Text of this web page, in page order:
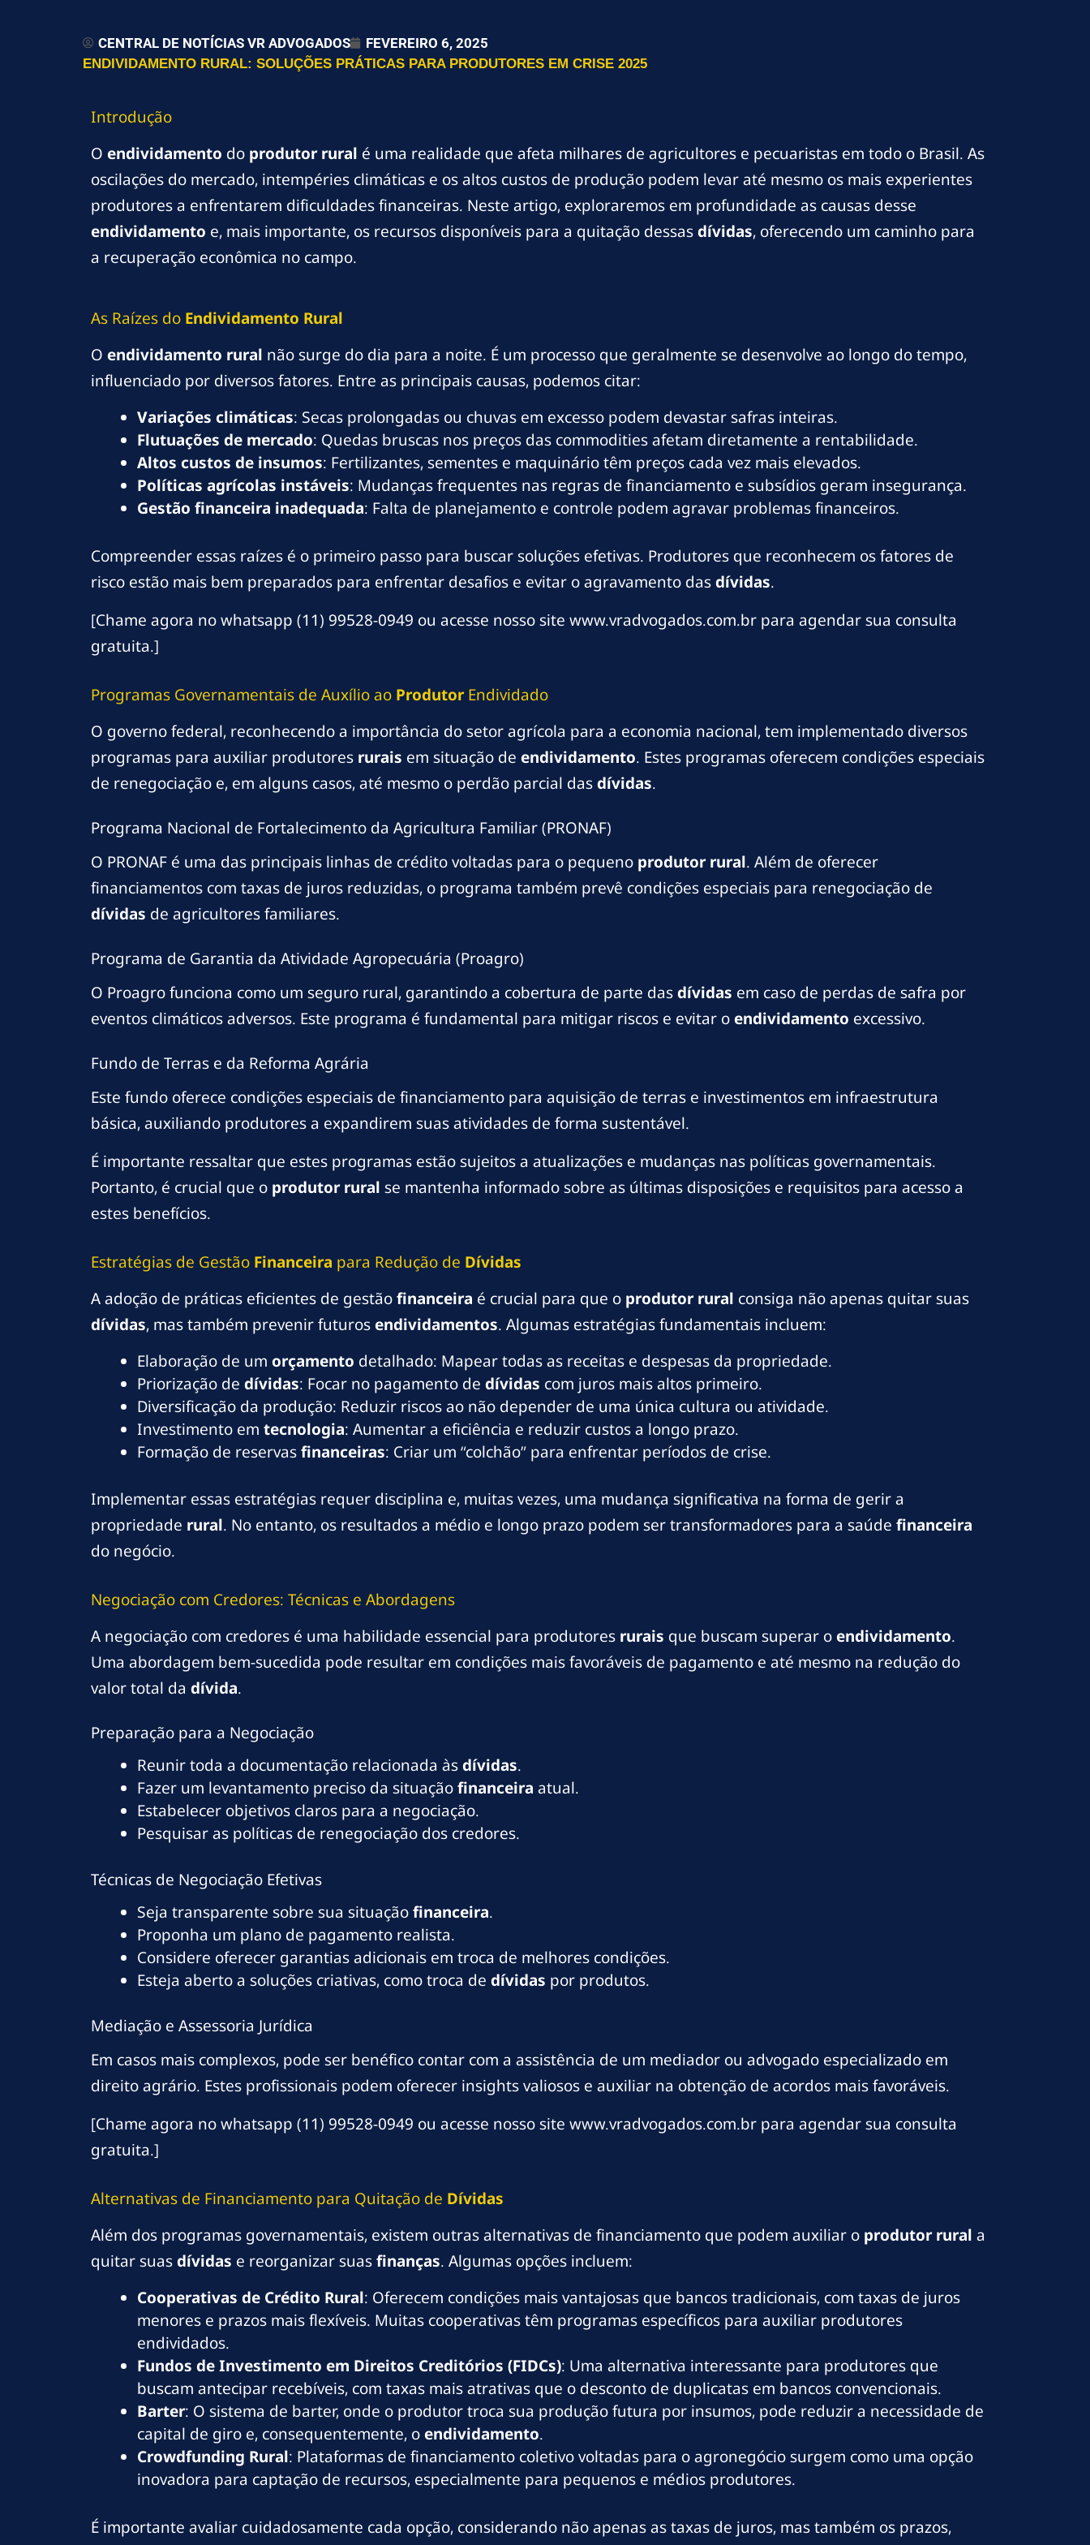
CENTRAL DE NOTÍCIAS VR ADVOGADOS FEVEREIRO 6, 2025
ENDIVIDAMENTO RURAL: SOLUÇÕES PRÁTICAS PARA PRODUTORES EM CRISE 2025
Introdução
O endividamento do produtor rural é uma realidade que afeta milhares de agricultores e pecuaristas em todo o Brasil. As
oscilações do mercado, intempéries climáticas e os altos custos de produção podem levar até mesmo os mais experientes
produtores a enfrentarem dificuldades financeiras. Neste artigo, exploraremos em profundidade as causas desse
endividamento e, mais importante, os recursos disponíveis para a quitação dessasdívidas, oferecendo um caminho para
a recuperação econômica no campo.
As Raízes do Endividamento Rural
O endividamento rural não surge do dia para a noite. É um processo que geralmente se desenvolve ao longo do tempo,
influenciado por diversos fatores. Entre as principais causas, podemos citar:
Variações climáticas: Secas prolongadas ou chuvas em excesso podem devastar safras inteiras.
Flutuações de mercado: Quedas bruscas nos preços das commodities afetam diretamente a rentabilidade.
Altos custos de insumos: Fertilizantes, sementes e maquinário têm preços cada vez mais elevados.
Políticas agrícolas instáveis: Mudanças frequentes nas regras de financiamento e subsídios geram insegurança.
Gestão financeira inadequada: Falta de planejamento e controle podem agravar problemas financeiros.
Compreender essas raízes é o primeiro passo para buscar soluções efetivas. Produtores que reconhecem os fatores de
risco estão mais bem preparados para enfrentar desafios e evitar o agravamento dasdívidas.
[Chame agora no whatsapp (11) 99528-0949 ou acesse nosso site www.vradvogados.com.br para agendar sua consulta
gratuita.]
Programas Governamentais de Auxílio ao ProdutorEndividado
O governo federal, reconhecendo a importância do setor agrícola para a economia nacional, tem implementado diversos
programas para auxiliar produtores rurais em situação de endividamento. Estes programas oferecem condições especiais
de renegociação e, em alguns casos, até mesmo o perdão parcial dasdívidas.
Programa Nacional de Fortalecimento da Agricultura Familiar (PRONAF)
O PRONAF é uma das principais linhas de crédito voltadas para o pequeno produtor rural. Além de oferecer
financiamentos com taxas de juros reduzidas, o programa também prevê condições especiais para renegociação de
dívidas de agricultores familiares.
Programa de Garantia da Atividade Agropecuária (Proagro)
O Proagro funciona como um seguro rural, garantindo a cobertura de parte dasdívidas em caso de perdas de safra por
eventos climáticos adversos. Este programa é fundamental para mitigar riscos e evitar o endividamento excessivo.
Fundo de Terras e da Reforma Agrária
Este fundo oferece condições especiais de financiamento para aquisição de terras e investimentos em infraestrutura
básica, auxiliando produtores a expandirem suas atividades de forma sustentável.
É importante ressaltar que estes programas estão sujeitos a atualizações e mudanças nas políticas governamentais.
Portanto, é crucial que o produtor rural se mantenha informado sobre as últimas disposições e requisitos para acesso a
estes benefícios.
Estratégias de Gestão Financeira para Redução de Dívidas
A adoção de práticas eficientes de gestãofinanceira é crucial para que o produtor rural consiga não apenas quitar suas
dívidas, mas também prevenir futuros endividamentos. Algumas estratégias fundamentais incluem:
Elaboração de um orçamento detalhado: Mapear todas as receitas e despesas da propriedade.
Priorização de dívidas: Focar no pagamento de dívidas com juros mais altos primeiro.
Diversificação da produção: Reduzir riscos ao não depender de uma única cultura ou atividade.
Investimento em tecnologia: Aumentar a eficiência e reduzir custos a longo prazo.
Formação de reservasfinanceiras: Criar um “colchão” para enfrentar períodos de crise.
Implementar essas estratégias requer disciplina e, muitas vezes, uma mudança significativa na forma de gerir a
propriedade rural. No entanto, os resultados a médio e longo prazo podem ser transformadores para a saúde financeira
do negócio.
Negociação com Credores: Técnicas e Abordagens
A negociação com credores é uma habilidade essencial para produtores rurais que buscam superar o endividamento.
Uma abordagem bem-sucedida pode resultar em condições mais favoráveis de pagamento e até mesmo na redução do
valor total da dívida.
Preparação para a Negociação
Reunir toda a documentação relacionada àsdívidas.
Fazer um levantamento preciso da situaçãofinanceira atual.
Estabelecer objetivos claros para a negociação.
Pesquisar as políticas de renegociação dos credores.
Técnicas de Negociação Efetivas
Seja transparente sobre sua situaçãofinanceira.
Proponha um plano de pagamento realista.
Considere oferecer garantias adicionais em troca de melhores condições.
Esteja aberto a soluções criativas, como troca de dívidas por produtos.
Mediação e Assessoria Jurídica
Em casos mais complexos, pode ser benéfico contar com a assistência de um mediador ou advogado especializado em
direito agrário. Estes profissionais podem oferecer insights valiosos e auxiliar na obtenção de acordos mais favoráveis.
[Chame agora no whatsapp (11) 99528-0949 ou acesse nosso site www.vradvogados.com.br para agendar sua consulta
gratuita.]
Alternativas de Financiamento para Quitação de Dívidas
Além dos programas governamentais, existem outras alternativas de financiamento que podem auxiliar o produtor rural a
quitar suasdívidas e reorganizar suasfinanças. Algumas opções incluem:
Cooperativas de Crédito Rural: Oferecem condições mais vantajosas que bancos tradicionais, com taxas de juros
menores e prazos mais flexíveis. Muitas cooperativas têm programas específicos para auxiliar produtores
endividados.
Fundos de Investimento em Direitos Creditórios (FIDCs): Uma alternativa interessante para produtores que
buscam antecipar recebíveis, com taxas mais atrativas que o desconto de duplicatas em bancos convencionais.
Barter: O sistema de barter, onde o produtor troca sua produção futura por insumos, pode reduzir a necessidade de
capital de giro e, consequentemente, o endividamento.
Crowdfunding Rural: Plataformas de financiamento coletivo voltadas para o agronegócio surgem como uma opção
inovadora para captação de recursos, especialmente para pequenos e médios produtores.
É importante avaliar cuidadosamente cada opção, considerando não apenas as taxas de juros, mas também os prazos,